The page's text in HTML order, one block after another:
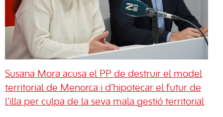
Susana Mora acusa el PP de destruir el model
territorial de Menorca i d’hipotecar el futur de
l’illa per culpa de la seva mala gestió territorial